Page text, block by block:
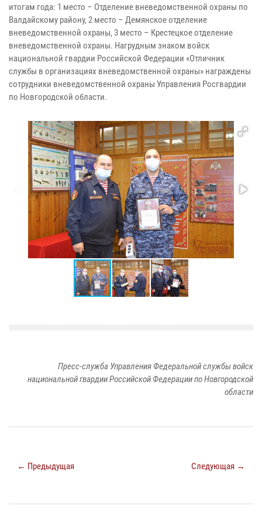
итогам года: 1 место – Отделение вневедомственной охраны по
Валдайскому району, 2 место – Демянское отделение
вневедомственной охраны, 3 место – Крестецкое отделение
вневедомственной охраны. Нагрудным знаком войск
национальной гвардии Российской Федерации «Отличник
службы в организациях вневедомственной охраны» награждены
сотрудники вневедомственной охраны Управления Росгвардии
по Новгородской области.
Пресс-служба Управления Федеральной службы войск
национальной гвардии Российской Федерации по Новгородской
области
← Предыдущая Следующая →